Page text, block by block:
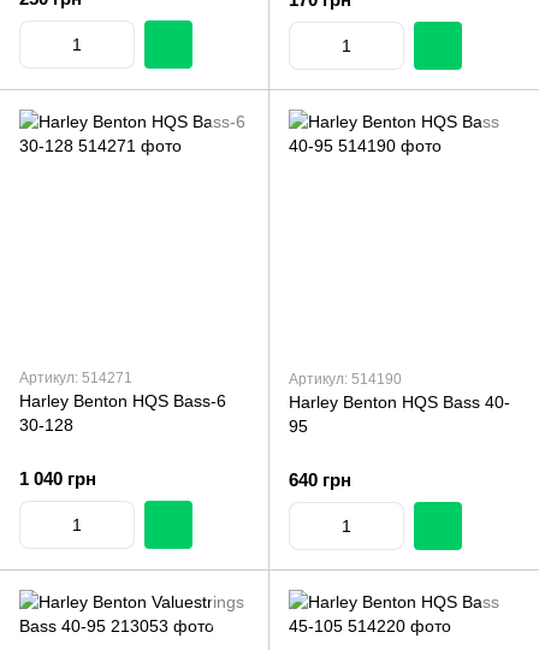
Артикул: 514271
Harley Benton HQS Bass-6
30-128
1 040 грн
Артикул: 514190
Harley Benton HQS Bass 40-
95
640 грн